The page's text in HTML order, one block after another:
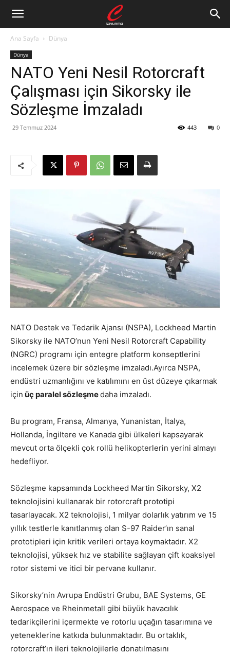
Ana Sayfa Dünya
Dünya
NATO Yeni Nesil Rotorcraft
Çalışması için Sikorsky ile
Sözleşme İmzaladı
29 Temmuz 2024 0
443
NATO Destek ve Tedarik Ajansı (NSPA), Lockheed Martin
Sikorsky ile NATO’nun Yeni Nesil Rotorcraft Capability
(NGRC) programı için entegre platform konseptlerini
incelemek üzere bir sözleşme imzaladı.Ayırca NSPA,
endüstri uzmanlığını ve katılımını en üst düzeye çıkarmak
için üç paralel sözleşmedaha imzaladı.
Bu program, Fransa, Almanya, Yunanistan, İtalya,
Hollanda, İngiltere ve Kanada gibi ülkeleri kapsayarak
mevcut orta ölçekli çok rollü helikopterlerin yerini almayı
hedefliyor.
Sözleşme kapsamında Lockheed Martin Sikorsky, X2
teknolojisini kullanarak bir rotorcraft prototipi
tasarlayacak. X2 teknolojisi, 1 milyar dolarlık yatırım ve 15
yıllık testlerle kanıtlanmış olan S-97 Raider’ın sanal
prototipleri için kritik verileri ortaya koymaktadır. X2
teknolojisi, yüksek hız ve stabilite sağlayan çift koaksiyel
rotor sistemi ve itici bir pervane kullanır.
Sikorsky’nin Avrupa Endüstri Grubu, BAE Systems, GE
Aerospace ve Rheinmetall gibi büyük havacılık
tedarikçilerini içermekte ve rotorlu uçağın tasarımına ve
yeteneklerine katkıda bulunmaktadır. Bu ortaklık,
rotorcraft’ın ileri teknolojilerle donatılmasını